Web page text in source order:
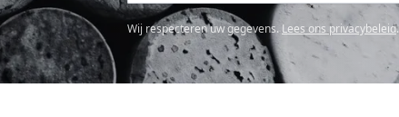
Wij respecteren uw gegevens. Lees ons privacybeleid.